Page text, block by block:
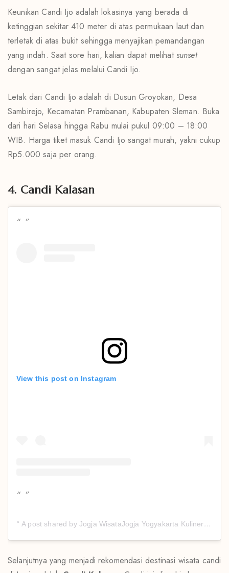
Keunikan Candi Ijo adalah lokasinya yang berada di
ketinggian sekitar 410 meter di atas permukaan laut dan
terletak di atas bukit sehingga menyajikan pemandangan
yang indah. Saat sore hari, kalian dapat melihatsunset
dengan sangat jelas melalui Candi Ijo.
Letak dari Candi Ijo adalah di Dusun Groyokan, Desa
Sambirejo, Kecamatan Prambanan, Kabupaten Sleman. Buka
dari hari Selasa hingga Rabu mulai pukul 09:00 – 18:00
WIB. Harga tiket masuk Candi Ijo sangat murah, yakni cukup
Rp5.000 saja per orang.
4. Candi Kalasan
View this post on Instagram
A post shared by Jogja WisataJogja Yogyakarta KulinerJogja (@jogjascenery)
Selanjutnya yang menjadi rekomendasi destinasi wisata candi